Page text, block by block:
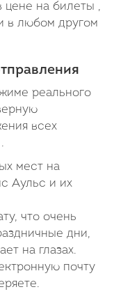
цене на билеты ,
в любом другом
реального
всех
мест на
Аульс и их
что очень
дни,
на глазах.
почту